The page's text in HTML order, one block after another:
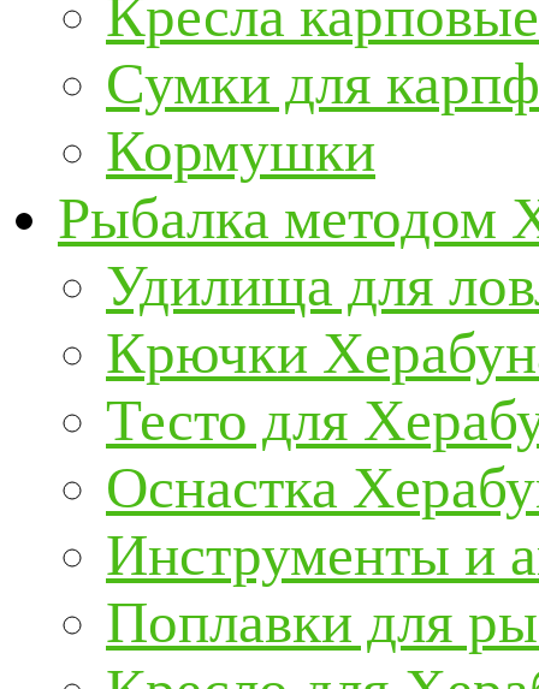
Кресла карповые
Сумки для
Кормушки
Рыбалка методом
Удилища для
Крючки
Тесто для
Оснастка
Инструменты и
Поплавки для